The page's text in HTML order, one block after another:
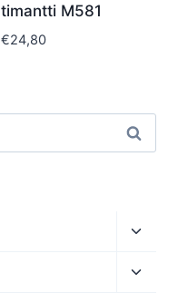
timantti M581
€24,80
Haku
menu